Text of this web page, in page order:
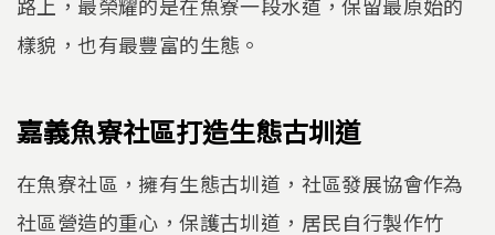
樣貌，也有最豐富的生態。
嘉義魚寮社區打造生態古圳道
在魚寮社區，擁有生態古圳道，社區發展協會作為
社區營造的重心，保護古圳道，居民自行製作竹